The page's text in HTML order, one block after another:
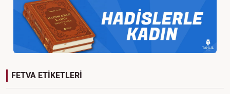
FETVA ETİKETLERİ